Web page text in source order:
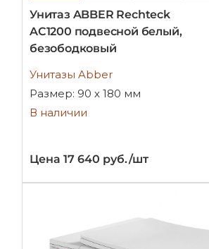
Унитаз ABBER Rechteck
AC1200 подвесной белый,
безободковый
Унитазы Abber
Размер: 90 х 180 мм
В наличии
Цена 17 640 руб./шт